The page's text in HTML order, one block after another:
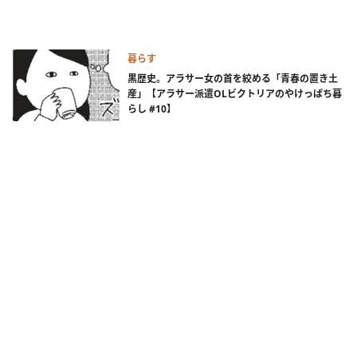
暮らす
黒歴史。アラサー女の首を絞める「青春の置き土
産」【アラサー派遣OLビクトリアのやけっぱち暮
らし #10】